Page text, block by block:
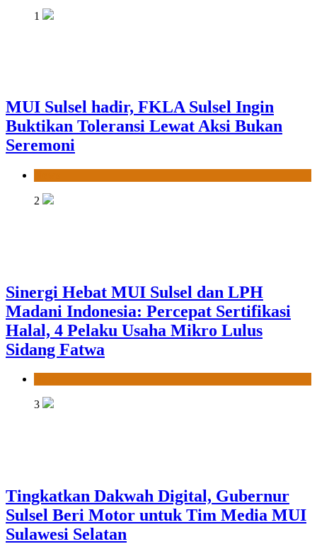
1
MUI Sulsel hadir, FKLA Sulsel Ingin
Buktikan Toleransi Lewat Aksi Bukan
Seremoni
2
Sinergi Hebat MUI Sulsel dan LPH
Madani Indonesia: Percepat Sertifikasi
Halal, 4 Pelaku Usaha Mikro Lulus
Sidang Fatwa
3
Tingkatkan Dakwah Digital, Gubernur
Sulsel Beri Motor untuk Tim Media MUI
Sulawesi Selatan